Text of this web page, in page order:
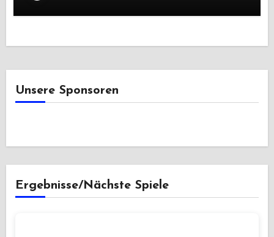
Unsere Sponsoren
Ergebnisse/Nächste Spiele